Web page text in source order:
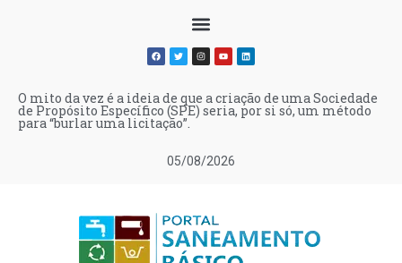
05/08/2026
O mito da vez é a ideia de que a criação de uma Sociedade
de Propósito Específico (SPE) seria, por si só, um método
para “burlar uma licitação”.